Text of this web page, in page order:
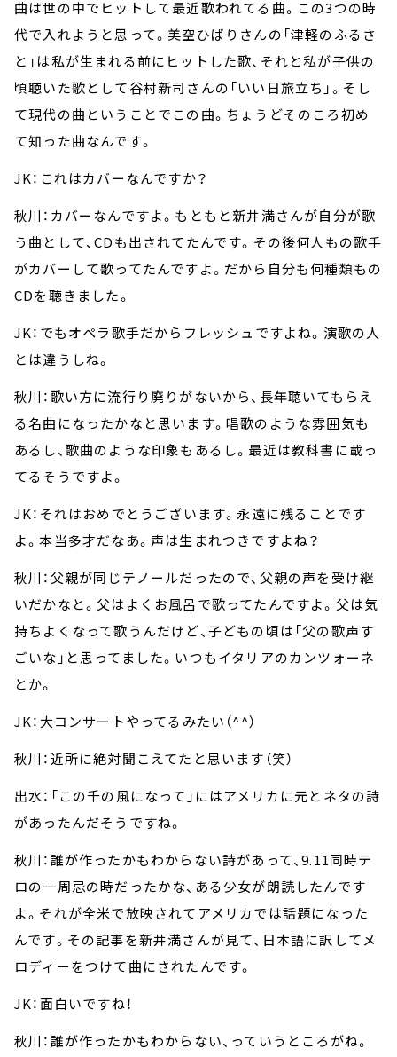
曲は世の中でヒットして最近歌われてる曲。この3つの時
代で入れようと思って。美空ひばりさんの「津軽のふるさ
と」は私が生まれる前にヒットした歌、それと私が子供の
頃聴いた歌として谷村新司さんの「いい日旅立ち」。そし
て現代の曲ということでこの曲。ちょうどそのころ初め
て知った曲なんです。
JK：これはカバーなんですか？
秋川：カバーなんですよ。もともと新井満さんが自分が歌
う曲として、CDも出されてたんです。その後何人もの歌手
がカバーして歌ってたんですよ。だから自分も何種類もの
CDを聴きました。
JK：でもオペラ歌手だからフレッシュですよね。演歌の人
とは違うしね。
秋川：歌い方に流行り廃りがないから、長年聴いてもらえ
る名曲になったかなと思います。唱歌のような雰囲気も
あるし、歌曲のような印象もあるし。最近は教科書に載っ
てるそうですよ。
JK：それはおめでとうございます。永遠に残ることです
よ。本当多才だなあ。声は生まれつきですよね？
秋川：父親が同じテノールだったので、父親の声を受け継
いだかなと。父はよくお風呂で歌ってたんですよ。父は気
持ちよくなって歌うんだけど、子どもの頃は「父の歌声す
ごいな」と思ってました。いつもイタリアのカンツォーネ
とか。
JK：大コンサートやってるみたい（^^）
秋川：近所に絶対聞こえてたと思います（笑）
出水：「この千の風になって」にはアメリカに元とネタの詩
があったんだそうですね。
秋川：誰が作ったかもわからない詩があって、9.11同時テ
ロの一周忌の時だったかな、ある少女が朗読したんです
よ。それが全米で放映されてアメリカでは話題になった
んです。その記事を新井満さんが見て、日本語に訳してメ
ロディーをつけて曲にされたんです。
JK：面白いですね！
秋川：誰が作ったかもわからない、っていうところがね。